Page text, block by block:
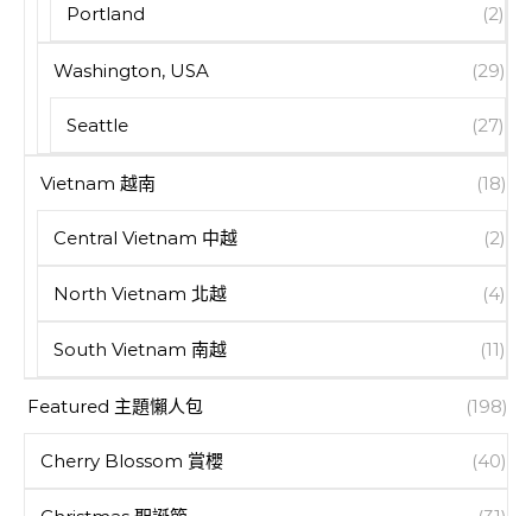
Portland (2)
Washington, USA (29)
Seattle (27)
Vietnam 越南 (18)
Central Vietnam 中越 (2)
North Vietnam 北越 (4)
South Vietnam 南越 (11)
Featured 主題懶人包 (198)
Cherry Blossom 賞櫻 (40)